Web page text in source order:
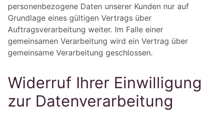
personenbezogene Daten unserer Kunden nur auf
Grundlage eines gültigen Vertrags über
Auftragsverarbeitung weiter. Im Falle einer
gemeinsamen Verarbeitung wird ein Vertrag über
gemeinsame Verarbeitung geschlossen.
Widerruf Ihrer Einwilligung
zur Datenverarbeitung